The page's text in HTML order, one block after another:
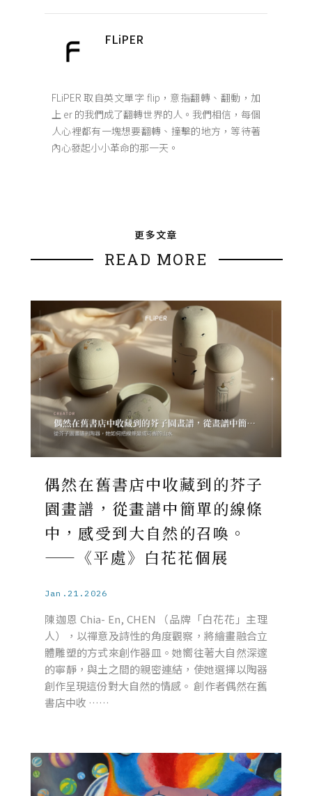
FLiPER
FLiPER 取自英文單字 flip，意指翻轉、翻動，加
上 er 的我們成了翻轉世界的人。我們相信，每個
人心裡都有一塊想要翻轉、撞擊的地方，等待著
內心發起小小革命的那一天。
更多文章
READ MORE
偶然在舊書店中收藏到的芥子
園畫譜，從畫譜中簡單的線條
中，感受到大自然的召喚。
——《平處》白花花個展
Jan.21.2026
陳迦恩 Chia- En, CHEN （品牌「白花花」主理
人），以禪意及詩性的角度觀察，將繪畫融合立
體雕塑的方式來創作器皿。她嚮往著大自然深邃
的寧靜，與土之間的親密連結，使她選擇以陶器
創作呈現這份對大自然的情感。 創作者偶然在舊
書店中收 ……